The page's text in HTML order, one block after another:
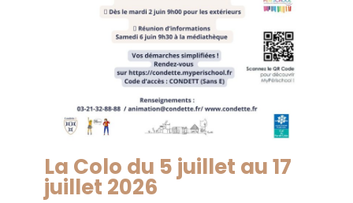
La Colo du 5 juillet au 17
juillet 2026